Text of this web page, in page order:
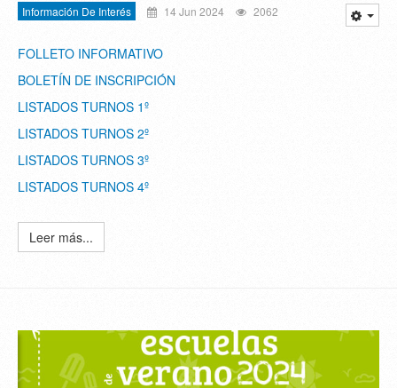
Información De Interés 14 Jun 2024 2062
FOLLETO INFORMATIVO
BOLETÍN DE INSCRIPCIÓN
LISTADOS TURNOS 1º
LISTADOS TURNOS 2º
LISTADOS TURNOS 3º
LISTADOS TURNOS 4º
Leer más...